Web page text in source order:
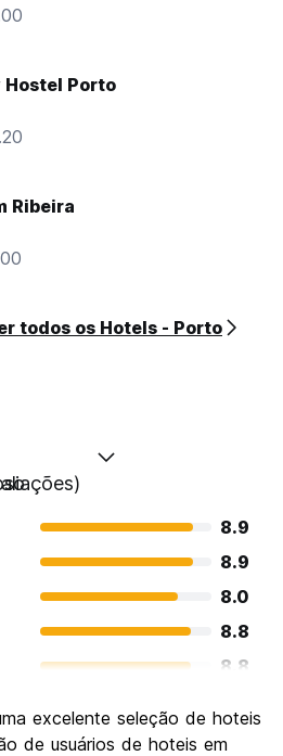
Hostel Porto
Ribeira
todos os Hotels - Porto
8.9
8.9
8.0
8.8
8.8
9.1
excelente seleção de hoteis
de usuários de hoteis em